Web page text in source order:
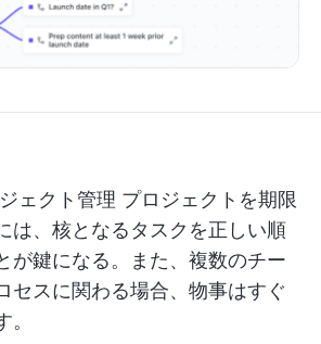
ェクト管理 プロジェクトを期限
は、核となるタスクを正しい順
が鍵になる。また、複数のチー
セスに関わる場合、物事はすぐ